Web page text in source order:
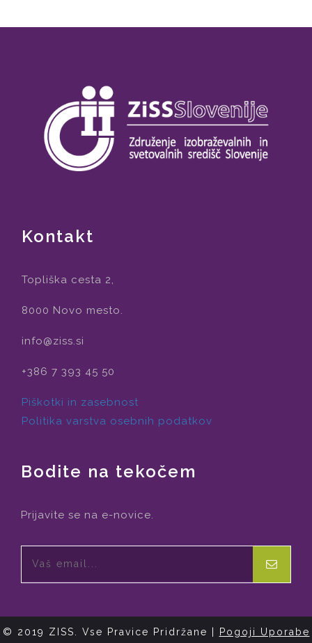
Kontakt
Topliška cesta 2,
8000 Novo mesto.
info@ziss.si
+386 7 393 45 50
Piškotki in zasebnost
Politika varstva osebnih podatkov
Bodite na tekočem
Prijavite se na e-novice.
© 2019 ZISS. Vse Pravice Pridržane | Pogoji Uporabe